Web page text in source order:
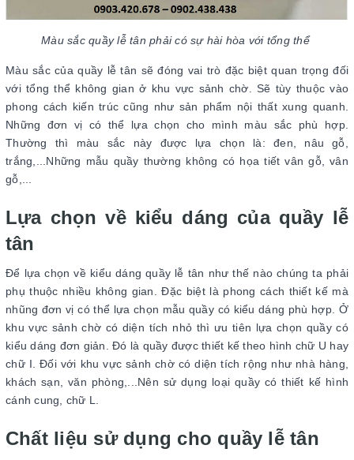
Màu sắc quầy lễ tân phải có sự hài hòa với tổng thể
Màu sắc của quầy lễ tân sẽ đóng vai trò đặc biệt quan trọng đối
với tổng thể không gian ở khu vực sảnh chờ. Sẽ tùy thuộc vào
phong cách kiến trúc cũng như sản phẩm nội thất xung quanh.
Những đơn vị có thể lựa chọn cho mình màu sắc phù hợp.
Thường thì màu sắc này được lựa chọn là: đen, nâu gỗ,
trắng,...Những mẫu quầy thường không có họa tiết vân gỗ, vân
gỗ,...
Lựa chọn về kiểu dáng của quầy lễ
tân
Để lựa chọn về kiểu dáng quầy lễ tân như thế nào chúng ta phải
phụ thuộc nhiều không gian. Đặc biệt là phong cách thiết kế mà
nhũng đơn vị có thể lựa chọn mẫu quầy có kiểu dáng phù hợp. Ở
khu vực sảnh chờ có diện tích nhỏ thì ưu tiên lựa chọn quầy có
kiểu dáng đơn giản. Đó là quầy được thiết kế theo hình chữ U hay
chữ I. Đối với khu vực sảnh chờ có diện tích rộng như nhà hàng,
khách sạn, văn phòng,...Nên sử dụng loại quầy có thiết kế hình
cánh cung, chữ L.
Chất liệu sử dụng cho quầy lễ tân